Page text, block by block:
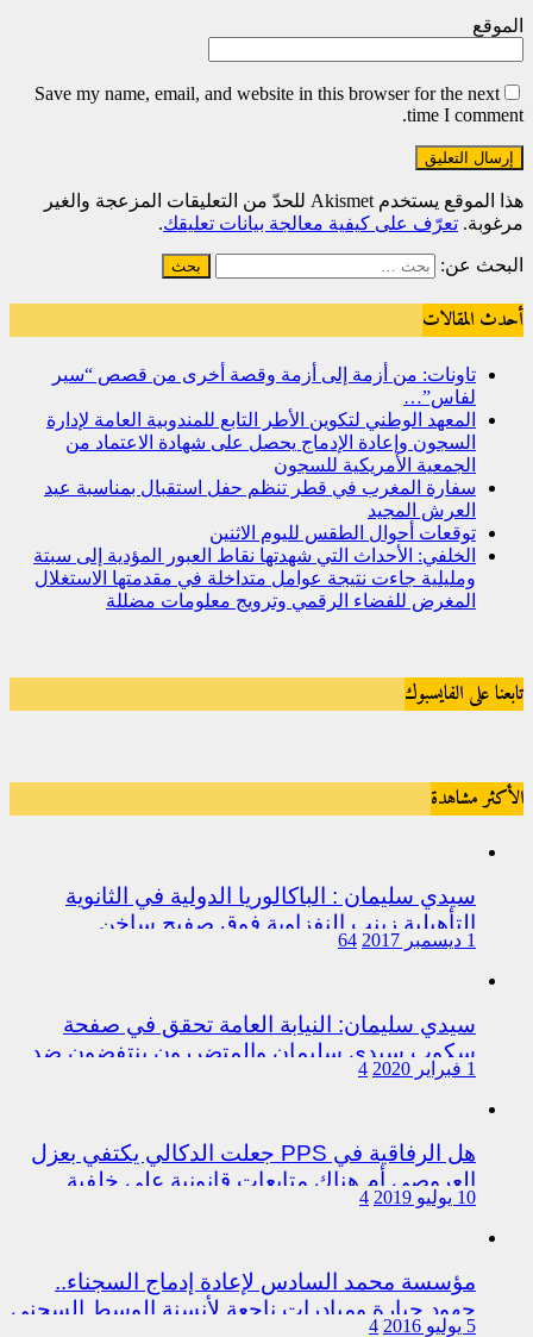
الموقع
Save my name, email, and website in this browser for the next
time I comment.
هذا الموقع يستخدم Akismet للحدّ من التعليقات المزعجة والغير
مرغوبة. تعرّف على كيفية معالجة بيانات تعليقك.
البحث عن:
أحدث المقالات
تاونات: من أزمة إلى أزمة وقصة أخرى من قصص “سير
لفاس”…
المعهد الوطني لتكوين الأطر التابع للمندوبية العامة لإدارة
السجون وإعادة الإدماج يحصل على شهادة الاعتماد من
الجمعية الأمريكية للسجون
سفارة المغرب في قطر تنظم حفل استقبال بمناسبة عيد
العرش المجيد
توقعات أحوال الطقس لليوم الاثنين
الخلفي: الأحداث التي شهدتها نقاط العبور المؤدية إلى سبتة
ومليلية جاءت نتيجة عوامل متداخلة في مقدمتها الاستغلال
المغرض للفضاء الرقمي وترويج معلومات مضللة
تابعنا على الفايسبوك
الأكثر مشاهدة
سيدي سليمان : الباكالوريا الدولية في الثانوية
التأهيلية زينب النفزاوية فوق صفيح ساخن
1 ديسمبر 2017 64
سيدي سليمان: النيابة العامة تحقق في صفحة
سكوب سيدي سليمان والمتضررون ينتفضون ضد
المتورطين من رجال الشرطة
1 فبراير 2020 4
هل الرفاقية في PPS جعلت الدكالي يكتفي بعزل
العروصي أم هناك متابعات قانونية على خلفية
اختلالات التسيير بمندوبية سيدي سليمان
10 يوليو 2019 4
مؤسسة محمد السادس لإعادة إدماج السجناء..
جهود جبارة ومبادرات ناجعة لأنسنة الوسط السجني
5 يوليو 2016 4